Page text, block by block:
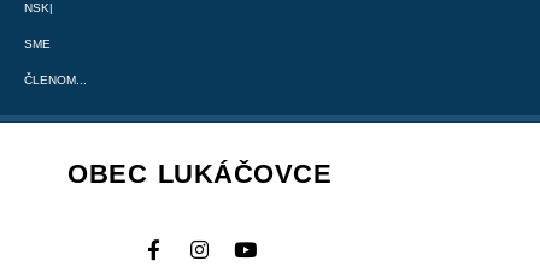
NSK|
SME
ČLENOM...
OBEC LUKÁČOVCE